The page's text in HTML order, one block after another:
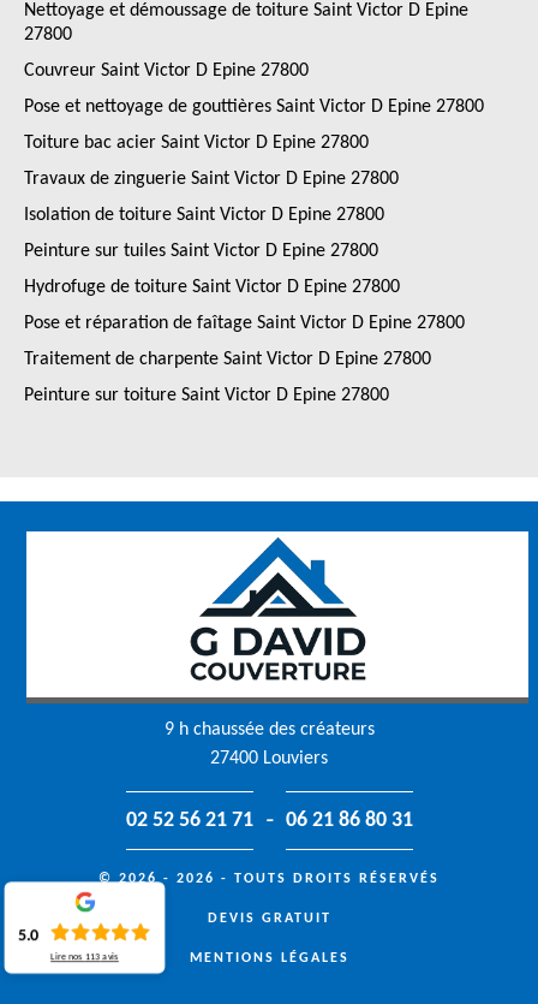
Nettoyage et démoussage de toiture Saint Victor D Epine
27800
Couvreur Saint Victor D Epine 27800
Pose et nettoyage de gouttières Saint Victor D Epine 27800
Toiture bac acier Saint Victor D Epine 27800
Travaux de zinguerie Saint Victor D Epine 27800
Isolation de toiture Saint Victor D Epine 27800
Peinture sur tuiles Saint Victor D Epine 27800
Hydrofuge de toiture Saint Victor D Epine 27800
Pose et réparation de faîtage Saint Victor D Epine 27800
Traitement de charpente Saint Victor D Epine 27800
Peinture sur toiture Saint Victor D Epine 27800
9 h chaussée des créateurs
27400 Louviers
02 52 56 21 71 - 06 21 86 80 31
© 2026 - 2026 - TOUTS DROITS RÉSERVÉS
DEVIS GRATUIT
MENTIONS LÉGALES
5.0
Lire nos 113 avis